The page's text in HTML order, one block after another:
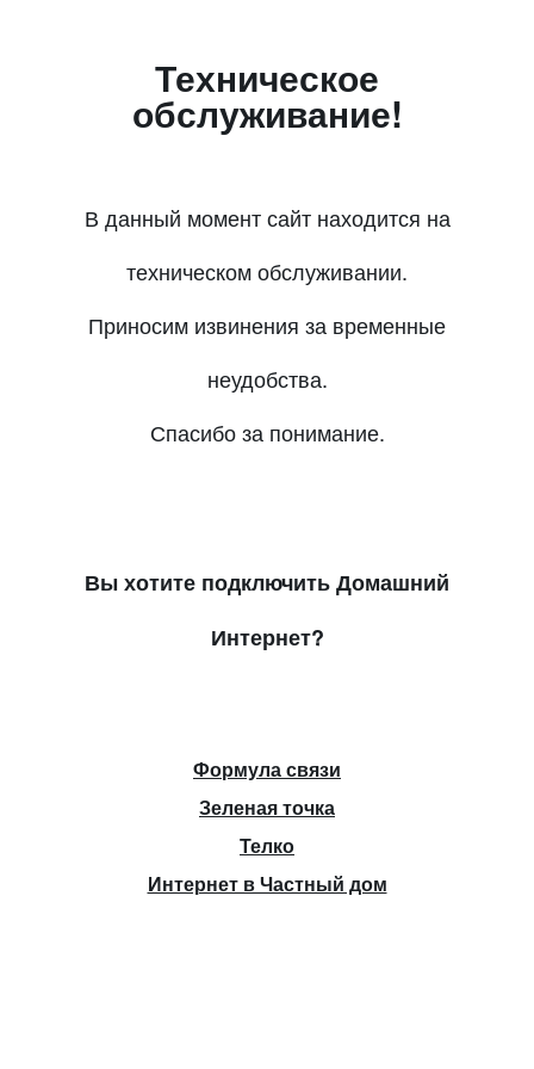
Техническое
обслуживание!
В данный момент сайт находится на
техническом обслуживании.
Приносим извинения за временные
неудобства.
Спасибо за понимание.
Вы хотите подключить Домашний
Интернет?
Формула связи
Зеленая точка
Телко
Интернет в Частный дом